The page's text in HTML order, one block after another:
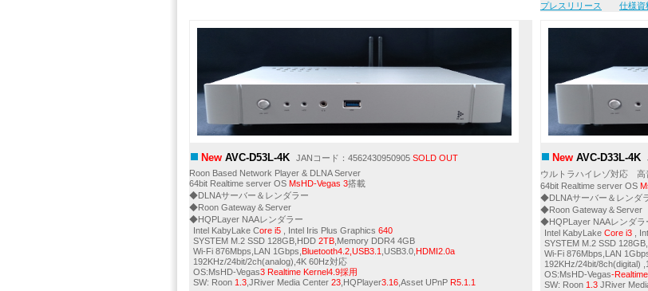
プレスリリース
仕様資
New AVC-D53L-4K JANコード：4562430950905 SOLD OUT
Roon Based Network Player & DLNA Server
64bit Realtime server OS MsHD-Vegas 3搭載
◆DLNAサーバー＆レンダラー
◆Roon Gateway＆Server
◆HQPLayer NAAレンダラー
Intel KabyLake Core i5 , Intel Iris Plus Graphics 640
SYSTEM M.2 SSD 128GB,HDD 2TB ,Memory DDR4 4GB
Wi-Fi 876Mbps,LAN 1Gbps, Bluetooth4.2,USB3.1 ,USB3.0, HDMI2.0a
192KHz/24bit/2ch(analog),4K 60Hz対応
OS:MsHD-Vegas3 Realtime Kernel4.9採用
SW: Roon 1.3 ,JRiver Media Center 23 ,HQPlayer3.16 ,Asset UPnP R5.1.1
New AVC-D33L-4K
ウルトラハイレゾ対応 高
64bit Realtime server OS
◆DLNAサーバー＆レンダ
◆Roon Gateway＆Server
◆HQPLayer NAAレンダラ
Intel KabyLake Core i3 ,
SYSTEM M.2 SSD
Wi-Fi 876Mbps,LAN
192KHz/24bit/8ch(digital)
OS:MsHD-Vegas-Realtime
SW: Roon 1.3 JRiver